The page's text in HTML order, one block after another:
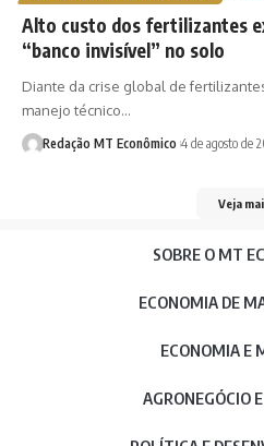
Alto custo dos fertilizantes
“banco invisível” no solo
Diante da crise global de
manejo técnico…
Redação MT Econômico 4 de agosto de
Veja
SOBRE O MT
ECONOMIA DE
ECONOMIA E
AGRONEGÓCIO